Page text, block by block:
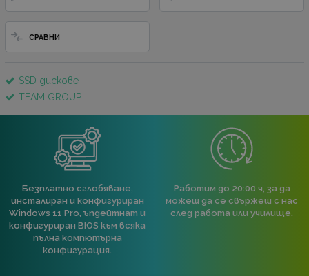
СРАВНИ
SSD дискове
TEAM GROUP
Безплатно сглобяване,
инсталиран и конфигуриран
Windows 11 Pro, ъпдейтнат и
конфигуриран BIOS към всяка
пълна компютърна
конфигурация.
Работим до 20:00 ч, за да
можеш да се свържеш с нас
след работа или училище.